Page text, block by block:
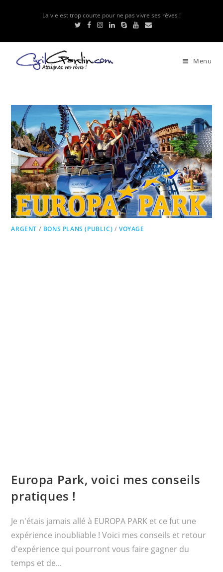
La vie est trop courte pour ne pas vivre ses rêves !
Menu
ARGENT / BONS PLANS (PUBLIC) /VOYAGE
Europa Park, voici mes conseils
pratiques !
Je n'étais jamais allé à EUROPA PARK et ce fut une
expérience inoubliable ! Voici mes conseils et retour
d'expérience qui pourront vous faire gagner du
temps et de...